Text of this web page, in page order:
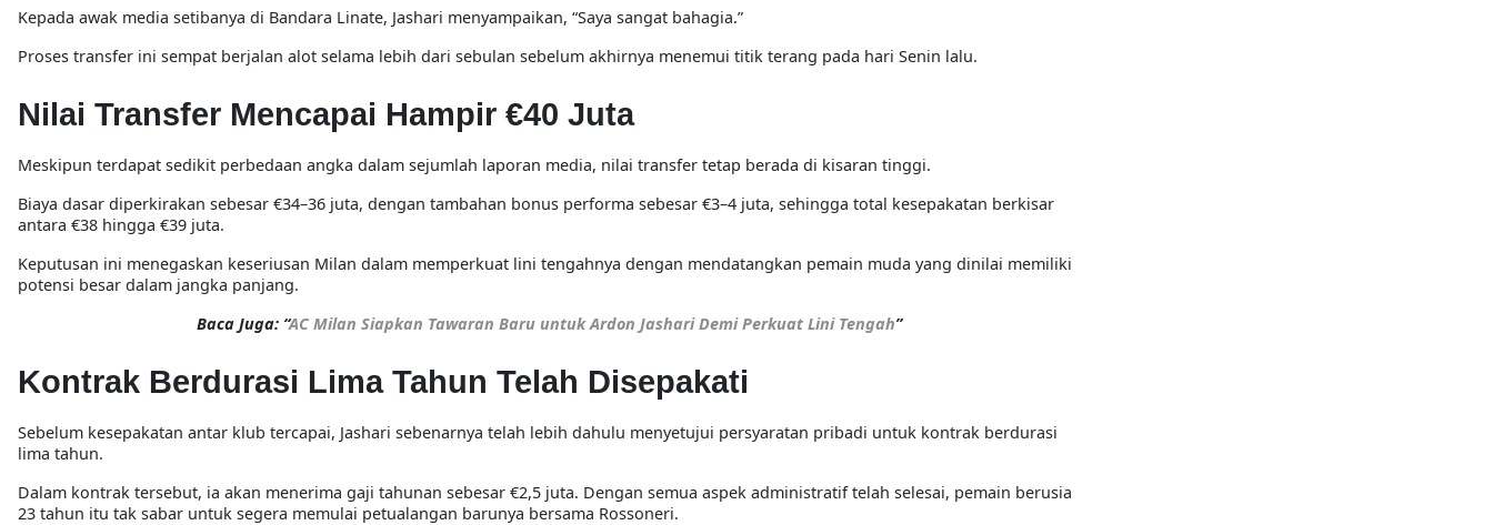
Kepada awak media setibanya di Bandara Linate, Jashari menyampaikan, “Saya sangat bahagia.”
Proses transfer ini sempat berjalan alot selama lebih dari sebulan sebelum akhirnya menemui titik terang pada hari Senin lalu.
Nilai Transfer Mencapai Hampir €40 Juta
Meskipun terdapat sedikit perbedaan angka dalam sejumlah laporan media, nilai transfer tetap berada di kisaran tinggi.
Biaya dasar diperkirakan sebesar €34–36 juta, dengan tambahan bonus performa sebesar €3–4 juta, sehingga total kesepakatan berkisar
antara €38 hingga €39 juta.
Keputusan ini menegaskan keseriusan Milan dalam memperkuat lini tengahnya dengan mendatangkan pemain muda yang dinilai memiliki
potensi besar dalam jangka panjang.
Baca Juga: “AC Milan Siapkan Tawaran Baru untuk Ardon Jashari Demi Perkuat Lini Tengah”
Kontrak Berdurasi Lima Tahun Telah Disepakati
Sebelum kesepakatan antar klub tercapai, Jashari sebenarnya telah lebih dahulu menyetujui persyaratan pribadi untuk kontrak berdurasi
lima tahun.
Dalam kontrak tersebut, ia akan menerima gaji tahunan sebesar €2,5 juta. Dengan semua aspek administratif telah selesai, pemain berusia
23 tahun itu tak sabar untuk segera memulai petualangan barunya bersama Rossoneri.